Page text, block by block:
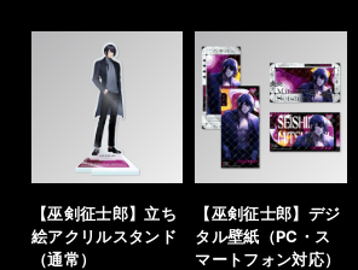
【巫剣征士郎】立ち
絵アクリルスタンド
（通常）
【巫剣征士郎】デジ
タル壁紙（PC・ス
マートフォン対応）